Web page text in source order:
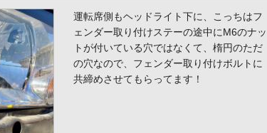
運転席側もヘッドライト下に、こっちはフ
ェンダー取り付けステーの途中にM6のナッ
トが付いている穴ではなくて、楕円のただ
の穴なので、フェンダー取り付けボルトに
共締めさせてもらってます！